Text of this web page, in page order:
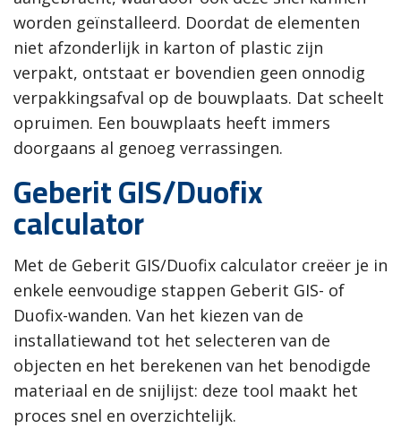
worden geïnstalleerd. Doordat de elementen
niet afzonderlijk in karton of plastic zijn
verpakt, ontstaat er bovendien geen onnodig
verpakkingsafval op de bouwplaats. Dat scheelt
opruimen. Een bouwplaats heeft immers
doorgaans al genoeg verrassingen.
Geberit GIS/Duofix
calculator
Met de Geberit GIS/Duofix calculator creëer je in
enkele eenvoudige stappen Geberit GIS- of
Duofix-wanden. Van het kiezen van de
installatiewand tot het selecteren van de
objecten en het berekenen van het benodigde
materiaal en de snijlijst: deze tool maakt het
proces snel en overzichtelijk.